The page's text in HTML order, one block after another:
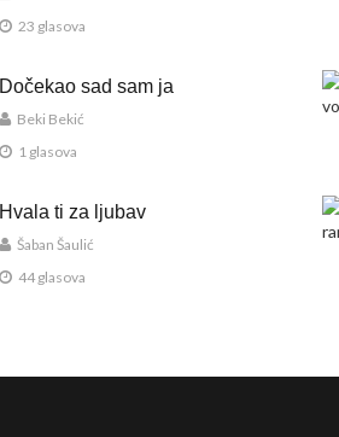
23 glasova
Dočekao sad sam ja
Beki Bekić
1 glasova
Hvala ti za ljubav
Šaban Šaulić
44 glasova